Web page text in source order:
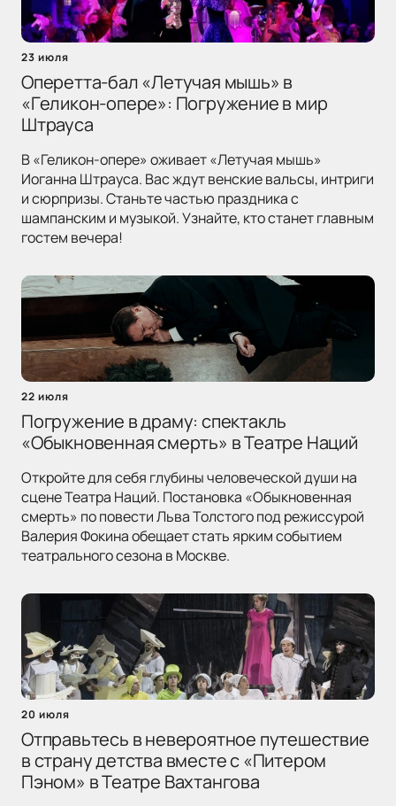
23 июля
Оперетта-бал «Летучая мышь» в
«Геликон-опере»: Погружение в мир
Штрауса
В «Геликон-опере» оживает «Летучая мышь»
Иоганна Штрауса. Вас ждут венские вальсы, интриги
и сюрпризы. Станьте частью праздника с
шампанским и музыкой. Узнайте, кто станет главным
гостем вечера!
22 июля
Погружение в драму: спектакль
«Обыкновенная смерть» в Театре Наций
Откройте для себя глубины человеческой души на
сцене Театра Наций. Постановка «Обыкновенная
смерть» по повести Льва Толстого под режиссурой
Валерия Фокина обещает стать ярким событием
театрального сезона в Москве.
20 июля
Отправьтесь в невероятное путешествие
в страну детства вместе с «Питером
Пэном» в Театре Вахтангова